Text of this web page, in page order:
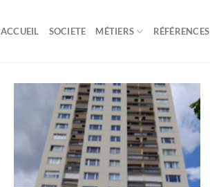
ACCUEIL SOCIETE MÉTIERS RÉFÉRENCES